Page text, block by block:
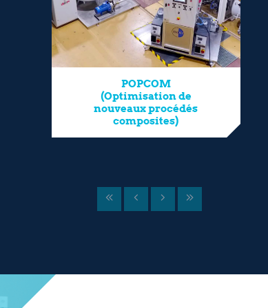
POPCOM
(Optimisation de
nouveaux procédés
composites)